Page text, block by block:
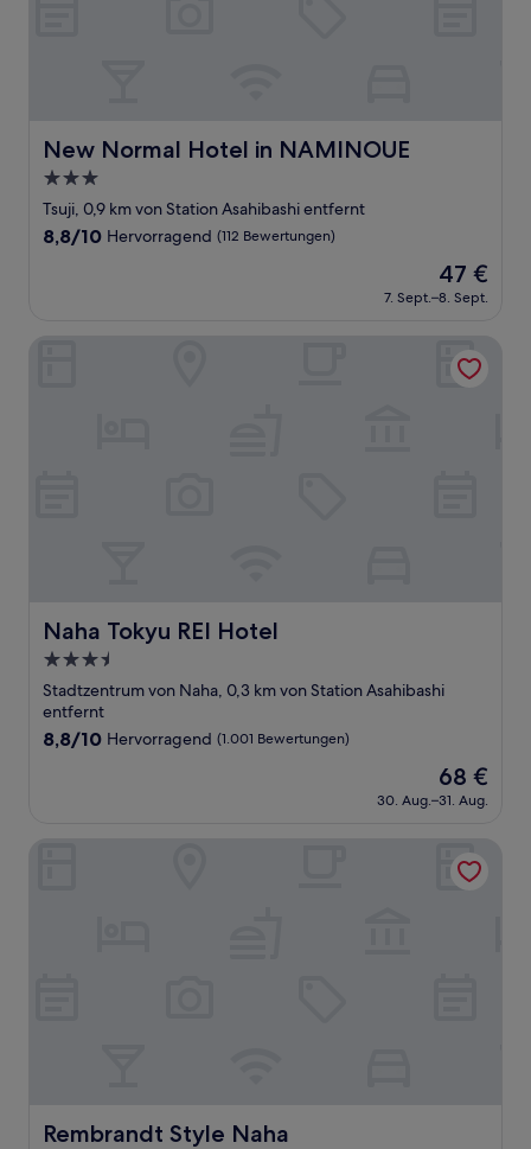
New Normal Hotel in NAMINOUE
New Normal Hotel in NAMINOUE
3.0-
Sterne-
Unterkunft
Tsuji, 0,9 km von Station Asahibashi entfernt
8.8
Bewertungen)
8,8/10 Hervorragend (112 Bewertungen)
Der
Preis
beträgt
47 €
7. Sept.–8. Sept.
Naha Tokyu REI Hotel
Naha Tokyu REI Hotel
3.5-
Sterne-
Unterkunft
Stadtzentrum von Naha, 0,3 km von Station Asahibashi
entfernt
8.8
Bewertungen)
8,8/10 Hervorragend (1.001 Bewertungen)
Der
Preis
beträgt
68 €
30. Aug.–31. Aug.
Rembrandt Style Naha
Rembrandt Style Naha